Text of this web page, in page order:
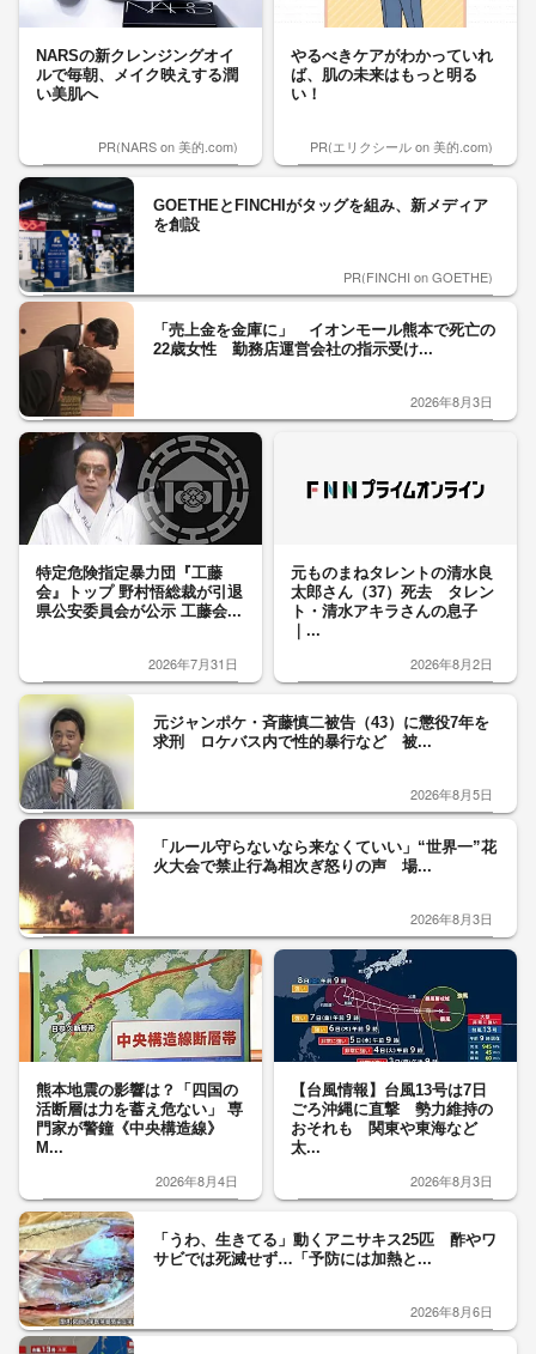
NARSの新クレンジングオイ
ルで毎朝、メイク映えする潤
い美肌へ
PR(NARS on 美的.com)
やるべきケアがわかっていれ
ば、肌の未来はもっと明る
い！
PR(エリクシール on 美的.com)
GOETHEとFINCHIがタッグを組み、新メディア
を創設
PR(FINCHI on GOETHE)
「売上金を金庫に」 イオンモール熊本で死亡の
22歳女性 勤務店運営会社の指示受け...
2026年8月3日
特定危険指定暴力団『工藤
会』トップ 野村悟総裁が引退
県公安委員会が公示 工藤会...
2026年7月31日
元ものまねタレントの清水良
太郎さん（37）死去 タレン
ト・清水アキラさんの息子
｜...
2026年8月2日
元ジャンポケ・斉藤慎二被告（43）に懲役7年を
求刑 ロケバス内で性的暴行など 被...
2026年8月5日
「ルール守らないなら来なくていい」“世界一”花
火大会で禁止行為相次ぎ怒りの声 場...
2026年8月3日
熊本地震の影響は？「四国の
活断層は力を蓄え危ない」 専
門家が警鐘《中央構造線》
M...
2026年8月4日
【台風情報】台風13号は7日
ごろ沖縄に直撃 勢力維持の
おそれも 関東や東海など
太...
2026年8月3日
「うわ、生きてる」動くアニサキス25匹 酢やワ
サビでは死滅せず…「予防には加熱と...
2026年8月6日